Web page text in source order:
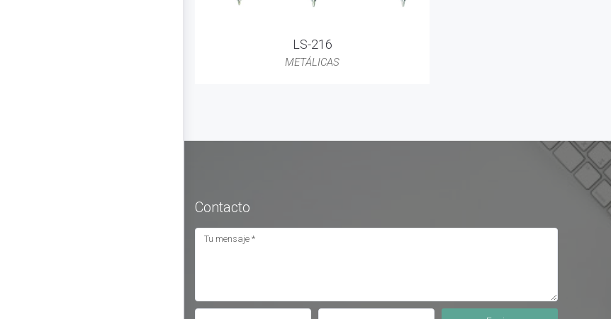
LS-216
METÁLICAS
Contacto